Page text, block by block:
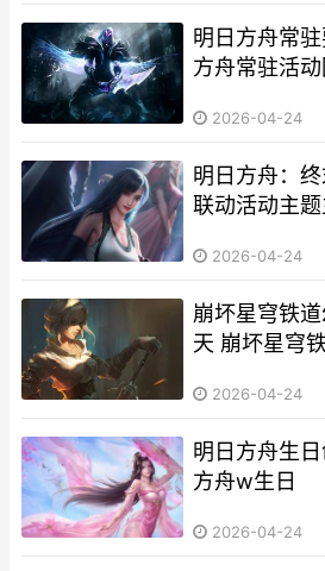
明日方舟常
方舟常驻活动
2026-04-24
明日方舟：终
联动活动主
2026-04-24
崩坏星穹铁
天 崩坏星穹
2026-04-24
明日方舟生
方舟w生日
2026-04-24